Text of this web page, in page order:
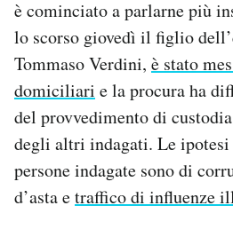
è cominciato a parlarne più
lo scorso giovedì il figlio
Tommaso Verdini, è stato
domiciliari e la procura ha
del provvedimento di
degli altri indagati. Le
persone indagate sono di
d’asta etraffico di influenze